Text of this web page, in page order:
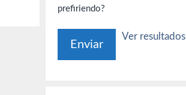
prefiriendo?
Ver resultados